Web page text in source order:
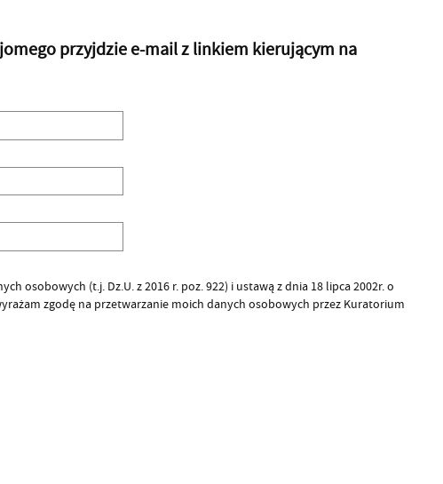
przyjdzie e-mail z linkiem kierującym na
osobowych (t.j. Dz.U. z 2016 r. poz. 922) i ustawą z dnia 18 lipca 2002r. o
zgodę na przetwarzanie moich danych osobowych przez Kuratorium